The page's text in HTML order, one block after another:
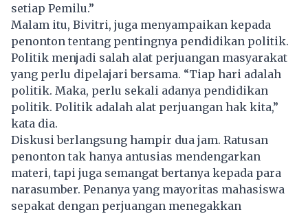
setiap Pemilu.”
Malam itu, Bivitri, juga menyampaikan kepada
penonton tentang pentingnya pendidikan politik.
Politik menjadi salah alat perjuangan masyarakat
yang perlu dipelajari bersama. “Tiap hari adalah
politik. Maka, perlu sekali adanya pendidikan
politik. Politik adalah alat perjuangan hak kita,”
kata dia.
Diskusi berlangsung hampir dua jam. Ratusan
penonton tak hanya antusias mendengarkan
materi, tapi juga semangat bertanya kepada para
narasumber. Penanya yang mayoritas mahasiswa
sepakat dengan perjuangan menegakkan